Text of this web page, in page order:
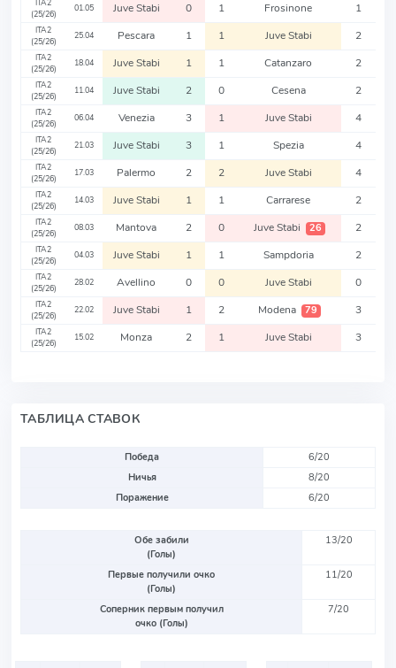
ITA2
(25/26)
01.05 Juve Stabi 0 1 Frosinone 1
ITA2
(25/26)
25.04 Pescara 1 1 Juve Stabi 2
ITA2
(25/26)
18.04 Juve Stabi 1 1 Catanzaro 2
ITA2
(25/26)
11.04 Juve Stabi 2 0 Cesena 2
ITA2
(25/26)
06.04 Venezia 3 1 Juve Stabi 4
ITA2
(25/26)
21.03 Juve Stabi 3 1 Spezia 4
ITA2
(25/26)
17.03 Palermo 2 2 Juve Stabi 4
ITA2
(25/26)
14.03 Juve Stabi 1 1 Carrarese 2
ITA2
(25/26)
08.03 Mantova 2 0 Juve Stabi 26 2
ITA2
(25/26)
04.03 Juve Stabi 1 1 Sampdoria 2
ITA2
(25/26)
28.02 Avellino 0 0 Juve Stabi 0
ITA2
(25/26)
22.02 Juve Stabi 1 2 Modena 79 3
ITA2
(25/26)
15.02 Monza 2 1 Juve Stabi 3
ТАБЛИЦА СТАВОК
Победа
6/20
Ничья
8/20
Поражение
6/20
Обе забили
(Голы)
13/20
Первые получили очко
(Голы)
11/20
Соперник первым получил
очко (Голы)
7/20